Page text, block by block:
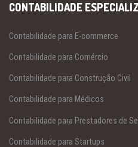
CONTABILIDADE
Contabilidade para E-commerce
Contabilidade para Comércio
Contabilidade para Construção Civil
Contabilidade para Médicos
Contabilidade para Prestadores de
Contabilidade para Startups